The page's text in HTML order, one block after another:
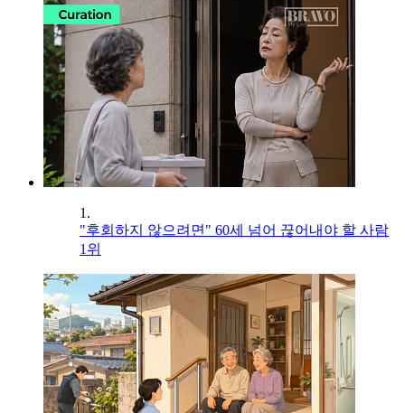
1.
"후회하지 않으려면" 60세 넘어 끊어내야 할 사람
1위